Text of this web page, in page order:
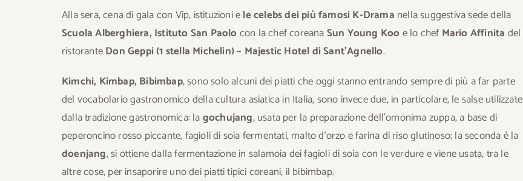
Alla sera, cena di gala con Vip, istituzioni ele celebs dei più famosi K-Drama nella suggestiva sede della
Scuola Alberghiera, Istituto San Paolocon la chef coreanaSun Young Kooe lo chef Mario Affinita del
ristoranteDon Geppi (1 stella Michelin) – Majestic Hotel di Sant’Agnello.
Kimchi, Kimbap, Bibimbap, sono solo alcuni dei piatti che oggi stanno entrando sempre di più a far parte
del vocabolario gastronomico della cultura asiatica in Italia, sono invece due, in particolare, le salse utilizzate
dalla tradizione gastronomica: lagochujang, usata per la preparazione dell’omonima zuppa, a base di
peperoncino rosso piccante, fagioli di soia fermentati, malto d’orzo e farina di riso glutinoso; la seconda è la
doenjang, si ottiene dalla fermentazione in salamoia dei fagioli di soia con le verdure e viene usata, tra le
altre cose, per insaporire uno dei piatti tipici coreani, il bibimbap.